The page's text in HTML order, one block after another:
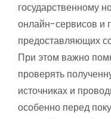
государственному
онлайн-сервисов и
предоставляющих
При этом важно
проверять
источниках и
особенно перед